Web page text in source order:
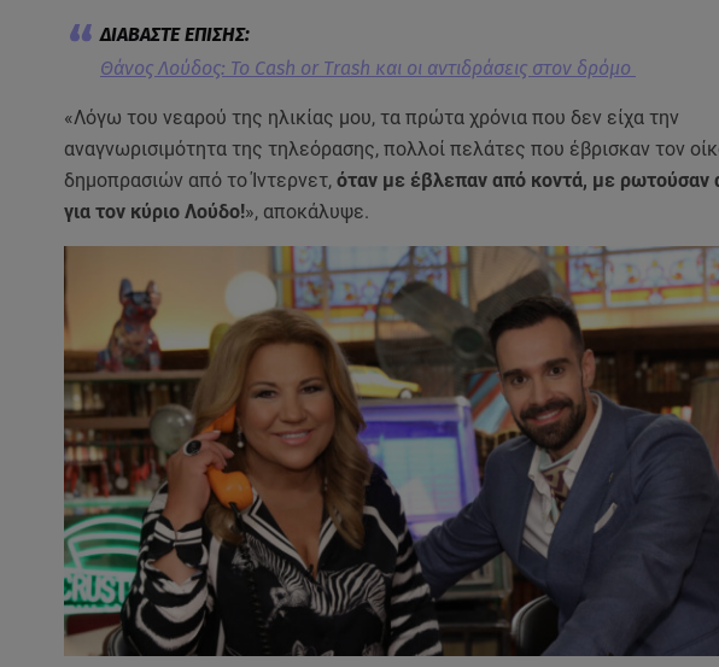
Θάνος Λούδος: To Cash οr Trash και οι αντιδράσεις στον δρόμο
«Λόγω του νεαρού της ηλικίας μου, τα πρώτα χρόνια που δεν είχα την
αναγνωρισιμότητα της τηλεόρασης, πολλοί πελάτες που έβρισκαν τον
δημοπρασιών από το Ίντερνετ, όταν με έβλεπαν από κοντά, με ρωτούσαν
για τον κύριο Λούδο!», αποκάλυψε.